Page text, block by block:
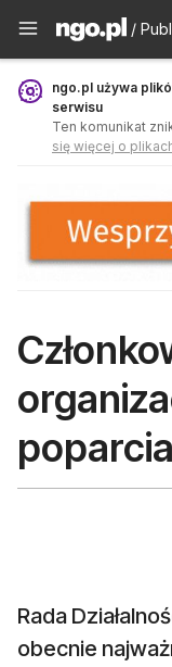
/
ngo.pl używa
serwisu
Ten komunikat
się więcej o
poparcia
Rada
obecnie